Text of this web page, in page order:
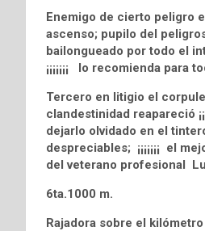
Enemigo de cierto peligro
ascenso; pupilo del
bailongueado por todo el
¡¡¡¡¡¡¡ lo recomienda para
Tercero en litigio el
clandestinidad reapareció
dejarlo olvidado en el
despreciables; ¡¡¡¡¡¡¡ el
del veterano profesional
6ta.1000 m.
Rajadora sobre el